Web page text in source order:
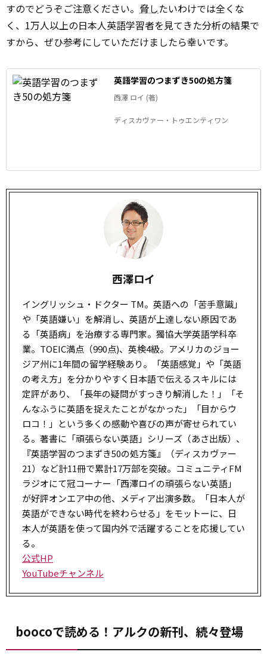
すのでどうぞご注意ください。 脅したいわけでは全くな
く、1万人以上の日本人英語学習者を見てきた分析の結果で
すから、ぜひ参考にしていただけましたら幸いです。
英語学習のつまずき50の処方箋
西澤 ロイ (著)
ディスカヴァー・トゥエンティワン
西澤ロイ
イングリッシュ・ドクター TM。英語への「苦手意識」
や「英語嫌い」を解消し、英語が上達しない原因であ
る「英語病」を治療する専門家。獨協大学英語学科卒
業。TOEIC満点（990点)、英検4級。アメリカのジョー
ジア州に1年間の留学経験あり。「英語感覚」や「英語
の考え方」を分かりやすく日本語で伝えるスキルには
定評があり、「長年の疑問がすっきり解消した！」「そ
んなふうに英語を捉えたことがなかった」「目からウ
ロコ！」という多くの感動や喜びの声が寄せられてい
る。著書に「頑張らない英語」シリーズ（あさ出版）、
『英語学習のつまずき50の処方箋』（ディスカヴァー
21）など計11冊で累計17万部を突破。コミュニティFM
ラジオにて冠コーナー「西澤ロイの頑張らない英語」
が好評オンエア中の他、メディア出演多数。「日本人が
英語ができない時代を終わらせる」をモットーに、日
本人が英語を使って国内外で活躍することを応援してい
る。
公式HP
YouTubeチャンネル
boocoで読める！アルクの新刊、続々登場